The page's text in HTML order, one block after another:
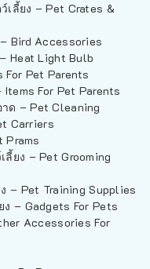
ลี้ยง – Pet Crates &
Bird Accessories
Heat Light Bulb
For Pet Parents
For Pet Parents
ด – Pet Cleaning
Carriers
Prams
ยง – Pet Grooming
– Pet Training Supplies
– Gadgets For Pets
Accessories For